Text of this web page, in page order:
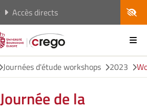
Accès directs
Journées d'étude workshops 2023
de la